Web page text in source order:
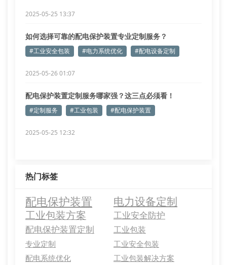
2025-05-25 13:37
如何选择可靠的配电保护装置专业定制服务？
#工业安全包装 #电力系统优化 #配电设备定制
2025-05-26 01:07
配电保护装置定制服务哪家强？这三点必须看！
#定制服务 #工业包装 #配电保护装置
2025-05-25 12:32
热门标签
配电保护装置 电力设备定制
工业包装方案
工业安全防护
配电保护装置定制
工业包装
专业定制
工业安全包装
配电系统优化
工业包装解决方案